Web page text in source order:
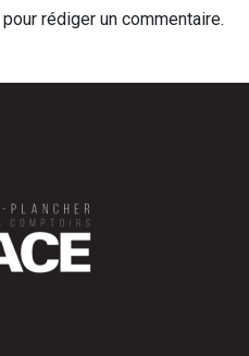
pour rédiger un commentaire.